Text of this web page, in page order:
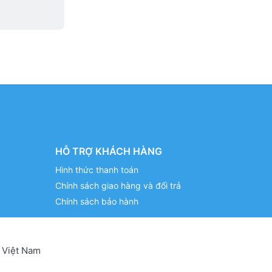
HỖ TRỢ KHÁCH HÀNG
Hình thức thanh toán
Chính sách giao hàng và đổi trả
Chính sách bảo hành
Nam